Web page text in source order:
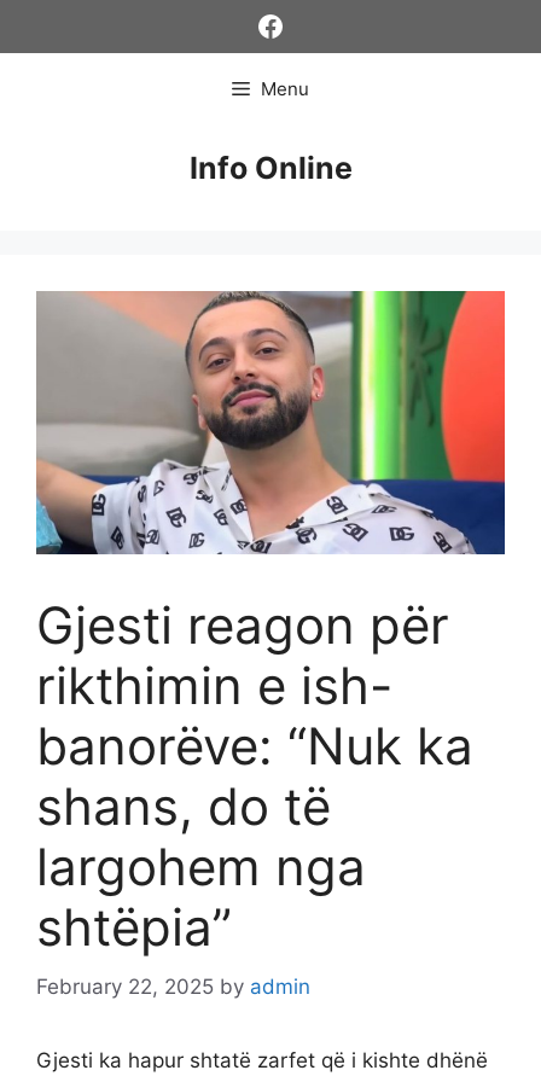
Facebook
Menu
Info Online
Gjesti reagon për
rikthimin e ish-
banorëve: “Nuk ka
shans, do të
largohem nga
shtëpia”
February 22, 2025 by admin
Gjesti ka hapur shtatë zarfet që i kishte dhënë